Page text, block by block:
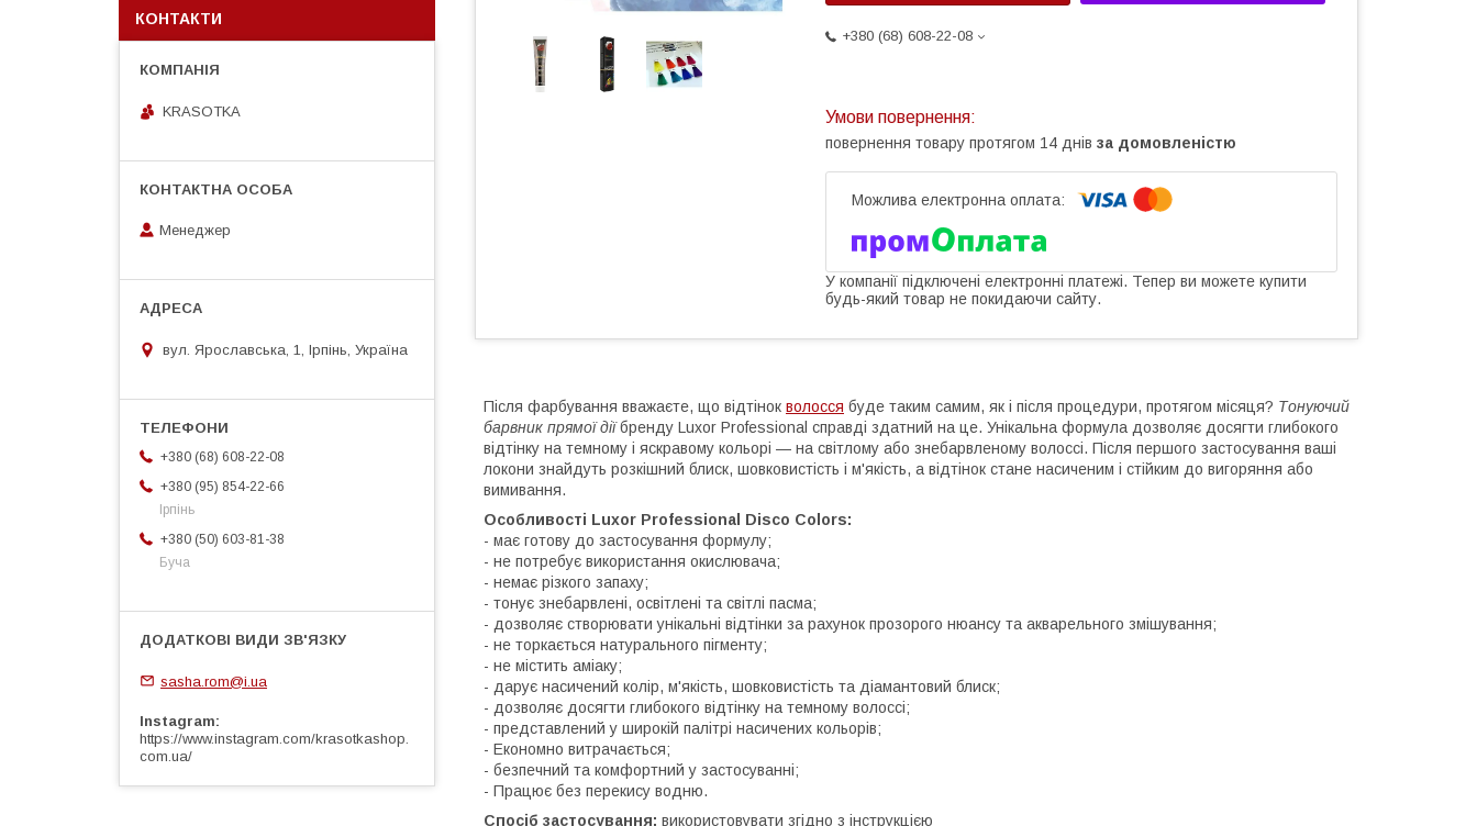
+380 (68) 608-22-08
повернення товару протягом 14 днів за домовленістю
У компанії підключені електронні платежі. Тепер ви можете купити
будь-який товар не покидаючи сайту.
Після фарбування вважаєте, що відтінок волосся буде таким самим, як і після процедури, протягом місяця? Тонуючий
барвник прямої діїбренду Luxor Professional справді здатний на це. Унікальна формула дозволяє досягти глибокого
відтінку на темному і яскравому кольорі — на світлому або знебарвленому волоссі. Після першого застосування ваші
локони знайдуть розкішний блиск, шовковистість і м'якість, а відтінок стане насиченим і стійким до вигоряння або
вимивання.
Особливості Luxor Professional Disco Colors:
- має готову до застосування формулу;
- не потребує використання окислювача;
- немає різкого запаху;
- тонує знебарвлені, освітлені та світлі пасма;
- дозволяє створювати унікальні відтінки за рахунок прозорого нюансу та акварельного змішування;
- не торкається натурального пігменту;
- не містить аміаку;
- дарує насичений колір, м'якість, шовковистість та діамантовий блиск;
- дозволяє досягти глибокого відтінку на темному волоссі;
- представлений у широкій палітрі насичених кольорів;
- Економно витрачається;
- безпечний та комфортний у застосуванні;
- Працює без перекису водню.
Спосіб застосування: використовувати згідно з інструкцією
КОНТАКТИ
KRASOTKA
Менеджер
вул. Ярославська, 1, Ірпінь, Україна
+380 (68) 608-22-08
+380 (95) 854-22-66
Ірпінь
+380 (50) 603-81-38
Буча
sasha.rom@i.ua
Instagram
https://www.instagram.com/krasotkashop.
com.ua/